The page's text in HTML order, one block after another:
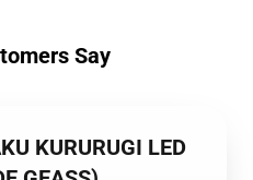
Say
KURURUGI LED